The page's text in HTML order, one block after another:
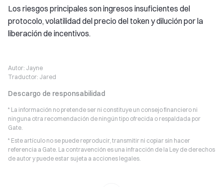
Los riesgos principales son ingresos insuficientes del
protocolo, volatilidad del precio del token y dilución por la
liberación de incentivos.
Autor: Jayne
Traductor: Jared
Descargo de responsabilidad
* La información no pretende ser ni constituye un consejo financiero ni
ninguna otra recomendación de ningún tipo ofrecida o respaldada por
Gate.
* Este artículo no se puede reproducir, transmitir ni copiar sin hacer
referencia a Gate. La contravención es una infracción de la Ley de derechos
de autor y puede estar sujeta a acciones legales.